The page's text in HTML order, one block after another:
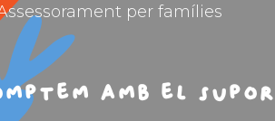
per famílies
amb el